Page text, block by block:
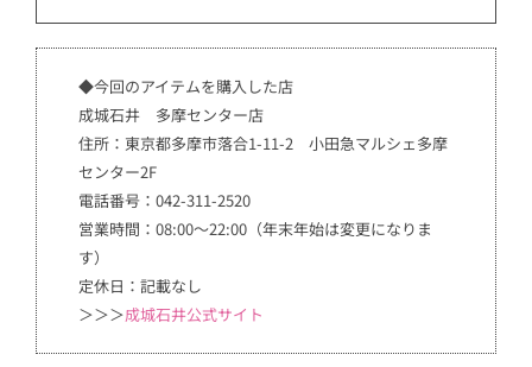
◆今回のアイテムを購入した店
成城石井 多摩センター店
住所：東京都多摩市落合1-11-2 小田急マルシェ多摩
センター2F
電話番号：042-311-2520
営業時間：08:00～22:00（年末年始は変更になりま
す）
定休日：記載なし
＞＞＞成城石井公式サイト